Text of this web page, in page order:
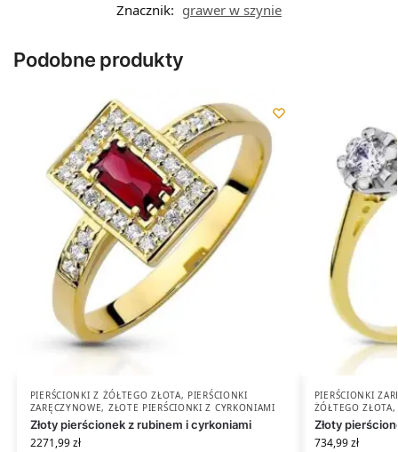
Znacznik: grawer w szynie
Podobne produkty
PIERŚCIONKI Z ŻÓŁTEGO ZŁOTA, PIERŚCIONKI
ZARĘCZYNOWE, ZŁOTE PIERŚCIONKI Z CYRKONIAMI
Złoty pierścionek z rubinem i cyrkoniami
2271,99zł
PIERŚCIONKI
ŻÓŁTEGO ZŁOTA
Złoty
734,99zł